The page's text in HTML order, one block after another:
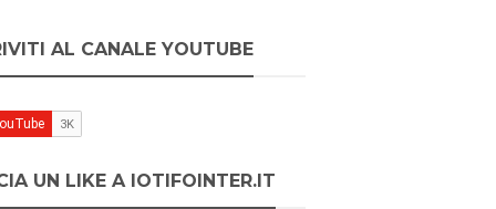
AL CANALE YOUTUBE
UN LIKE A IOTIFOINTER.IT